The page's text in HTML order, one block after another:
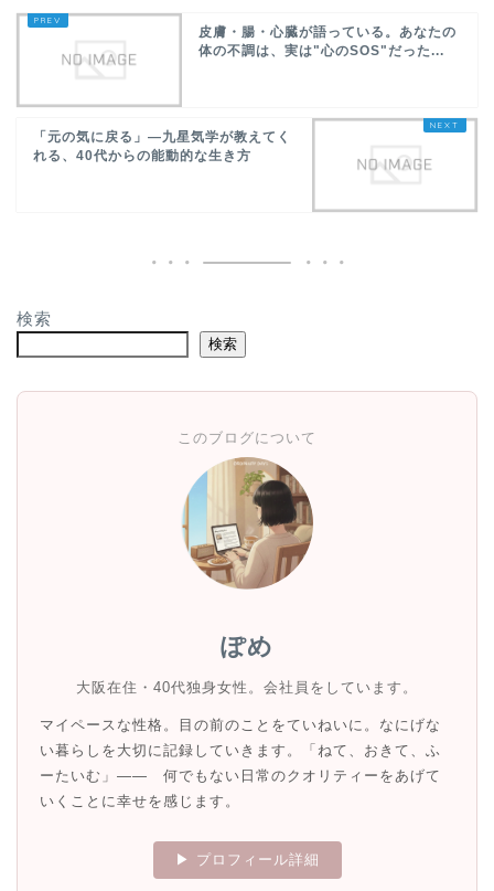
皮膚・腸・心臓が語っている。あなたの
体の不調は、実は"心のSOS"だった...
「元の気に戻る」—九星気学が教えてく
れる、40代からの能動的な生き方
検索
検索
このブログについて
ぽめ
大阪在住・40代独身女性。会社員をしています。
マイペースな性格。目の前のことをていねいに。なにげな
い暮らしを大切に記録していきます。「ねて、おきて、ふ
ーたいむ」—— 何でもない日常のクオリティーをあげて
いくことに幸せを感じます。
▶ プロフィール詳細